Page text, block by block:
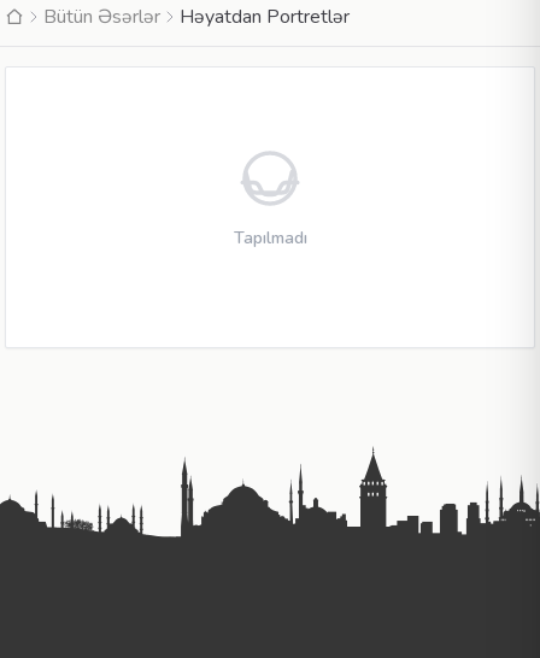
Bütün Əsərlər Həyatdan Portretlər
Tapılmadı